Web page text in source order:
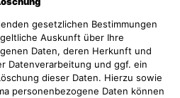
gesetzlichen Bestimmungen
Auskunft über Ihre
Daten, deren Herkunft und
Datenverarbeitung und ggf. ein
dieser Daten. Hierzu sowie
personenbezogene Daten können